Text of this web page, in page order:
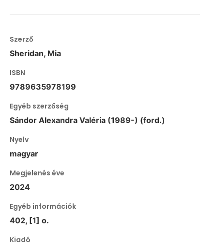
Szerző
Sheridan, Mia
ISBN
9789635978199
Egyéb szerzőség
Sándor Alexandra Valéria (1989-) (ford.)
Nyelv
magyar
Megjelenés éve
2024
Egyéb információk
402, [1] o.
Kiadó